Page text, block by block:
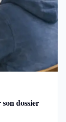
dossier